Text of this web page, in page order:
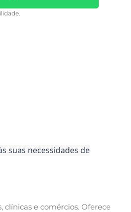
suas necessidades de
clínicas e comércios. Oferece